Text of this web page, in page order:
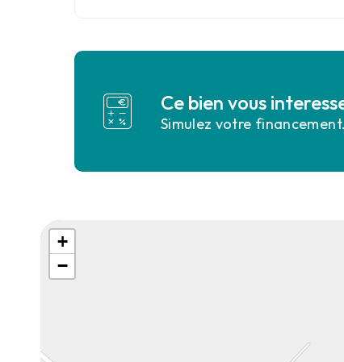
Ce bien vous
Simulez votre financement.
+
−